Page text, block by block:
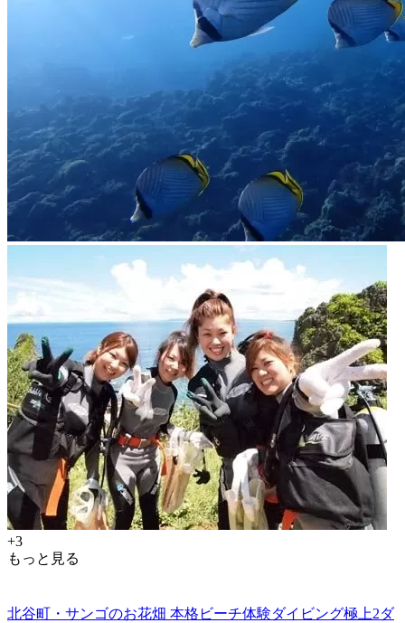
+3
もっと見る
北谷町・サンゴのお花畑 本格ビーチ体験ダイビング極上2ダ